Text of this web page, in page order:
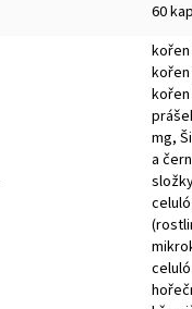
60
kořen
kořen
kořen
mg,
a